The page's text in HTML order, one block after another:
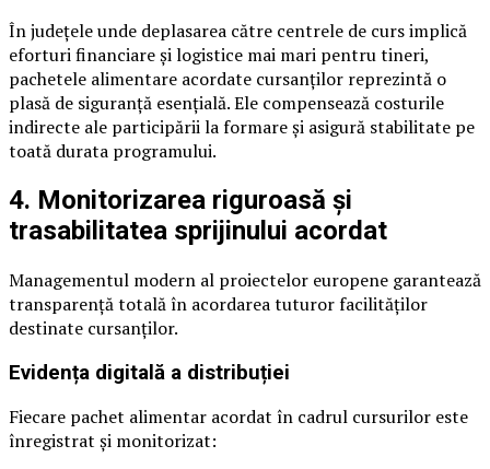
În județele unde deplasarea către centrele de curs implică
eforturi financiare și logistice mai mari pentru tineri,
pachetele alimentare acordate cursanților reprezintă o
plasă de siguranță esențială. Ele compensează costurile
indirecte ale participării la formare și asigură stabilitate pe
toată durata programului.
4. Monitorizarea riguroasă și
trasabilitatea sprijinului acordat
Managementul modern al proiectelor europene garantează
transparență totală în acordarea tuturor facilităților
destinate cursanților.
Evidența digitală a distribuției
Fiecare pachet alimentar acordat în cadrul cursurilor este
înregistrat și monitorizat: